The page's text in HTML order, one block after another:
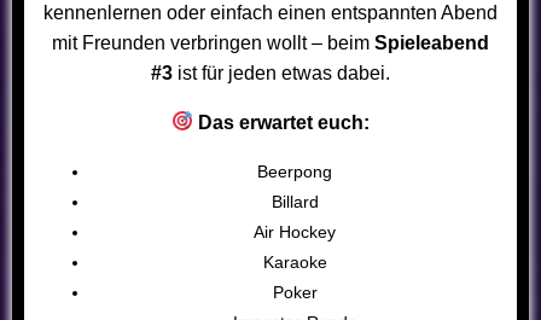
kennenlernen oder einfach einen entspannten Abend
mit Freunden verbringen wollt – beim Spieleabend
#3 ist für jeden etwas dabei.
Das erwartet euch:
Beerpong
Billard
Air Hockey
Karaoke
Poker